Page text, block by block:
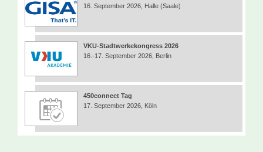
16. September 2026, Halle (Saale)
VKU-Stadtwerkekongress 2026
16.-17. September 2026, Berlin
450connect Tag
17. September 2026, Köln